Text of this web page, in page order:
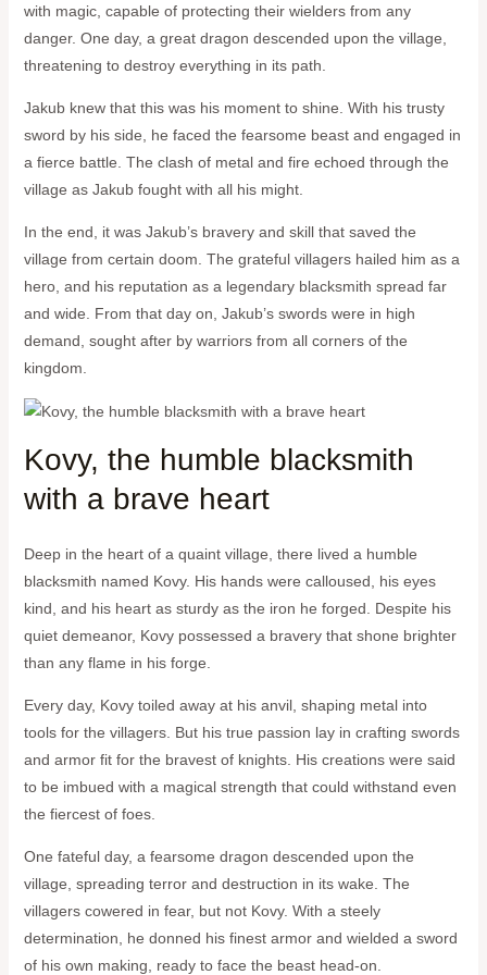
with magic, capable of protecting their wielders from any
danger. One day, a great dragon descended upon the village,
threatening to destroy everything in its path.
Jakub knew that this was his moment to shine. With his trusty
sword by his side, he faced the fearsome beast and engaged in
a fierce battle. The clash of metal and fire echoed through the
village as Jakub fought with all his might.
In the end, it was Jakub’s bravery and skill that saved the
village from certain doom. The grateful villagers hailed him as a
hero, and his reputation as a legendary blacksmith spread far
and wide. From that day on, Jakub’s swords were in high
demand, sought after by warriors from all corners of the
kingdom.
Kovy, the humble blacksmith
with a brave heart
Deep in the heart of a quaint village, there lived a humble
blacksmith named Kovy. His hands were calloused, his eyes
kind, and his heart as sturdy as the iron he forged. Despite his
quiet demeanor, Kovy possessed a bravery that shone brighter
than any flame in his forge.
Every day, Kovy toiled away at his anvil, shaping metal into
tools for the villagers. But his true passion lay in crafting swords
and armor fit for the bravest of knights. His creations were said
to be imbued with a magical strength that could withstand even
the fiercest of foes.
One fateful day, a fearsome dragon descended upon the
village, spreading terror and destruction in its wake. The
villagers cowered in fear, but not Kovy. With a steely
determination, he donned his finest armor and wielded a sword
of his own making, ready to face the beast head-on.